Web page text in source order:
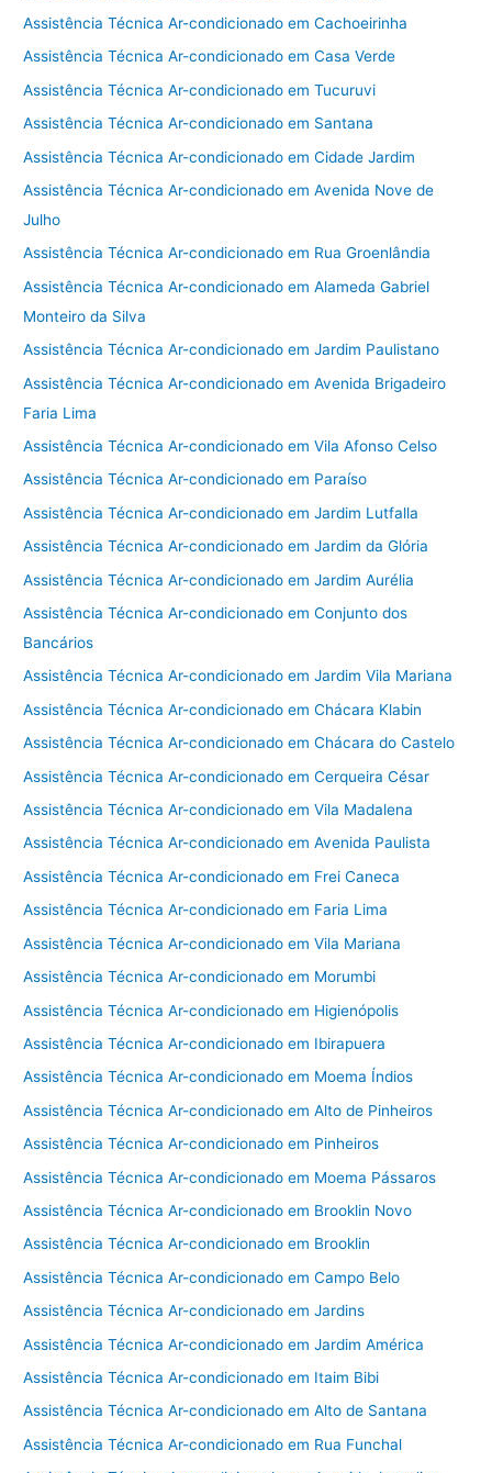
Assistência Técnica Ar-condicionado em Cachoeirinha
Assistência Técnica Ar-condicionado em Casa Verde
Assistência Técnica Ar-condicionado em Tucuruvi
Assistência Técnica Ar-condicionado em Santana
Assistência Técnica Ar-condicionado em Cidade Jardim
Assistência Técnica Ar-condicionado em Avenida Nove de
Julho
Assistência Técnica Ar-condicionado em Rua Groenlândia
Assistência Técnica Ar-condicionado em Alameda Gabriel
Monteiro da Silva
Assistência Técnica Ar-condicionado em Jardim Paulistano
Assistência Técnica Ar-condicionado em Avenida Brigadeiro
Faria Lima
Assistência Técnica Ar-condicionado em Vila Afonso Celso
Assistência Técnica Ar-condicionado em Paraíso
Assistência Técnica Ar-condicionado em Jardim Lutfalla
Assistência Técnica Ar-condicionado em Jardim da Glória
Assistência Técnica Ar-condicionado em Jardim Aurélia
Assistência Técnica Ar-condicionado em Conjunto dos
Bancários
Assistência Técnica Ar-condicionado em Jardim Vila Mariana
Assistência Técnica Ar-condicionado em Chácara Klabin
Assistência Técnica Ar-condicionado em Chácara do Castelo
Assistência Técnica Ar-condicionado em Cerqueira César
Assistência Técnica Ar-condicionado em Vila Madalena
Assistência Técnica Ar-condicionado em Avenida Paulista
Assistência Técnica Ar-condicionado em Frei Caneca
Assistência Técnica Ar-condicionado em Faria Lima
Assistência Técnica Ar-condicionado em Vila Mariana
Assistência Técnica Ar-condicionado em Morumbi
Assistência Técnica Ar-condicionado em Higienópolis
Assistência Técnica Ar-condicionado em Ibirapuera
Assistência Técnica Ar-condicionado em Moema Índios
Assistência Técnica Ar-condicionado em Alto de Pinheiros
Assistência Técnica Ar-condicionado em Pinheiros
Assistência Técnica Ar-condicionado em Moema Pássaros
Assistência Técnica Ar-condicionado em Brooklin Novo
Assistência Técnica Ar-condicionado em Brooklin
Assistência Técnica Ar-condicionado em Campo Belo
Assistência Técnica Ar-condicionado em Jardins
Assistência Técnica Ar-condicionado em Jardim América
Assistência Técnica Ar-condicionado em Itaim Bibi
Assistência Técnica Ar-condicionado em Alto de Santana
Assistência Técnica Ar-condicionado em Rua Funchal